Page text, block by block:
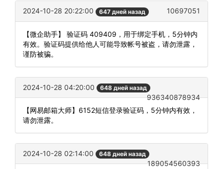
2024-10-28 20:22:00 647 дней назад 10697051
【微企助手】 验证码 409409，用于绑定手机，5分钟内
有效。验证码提供给他人可能导致帐号被盗，请勿泄露，
谨防被骗。
2024-10-28 04:20:00 648 дней назад
936340878934
【网易邮箱大师】6152短信登录验证码，5分钟内有效，
请勿泄露。
2024-10-28 02:14:00 648 дней назад
189054560393